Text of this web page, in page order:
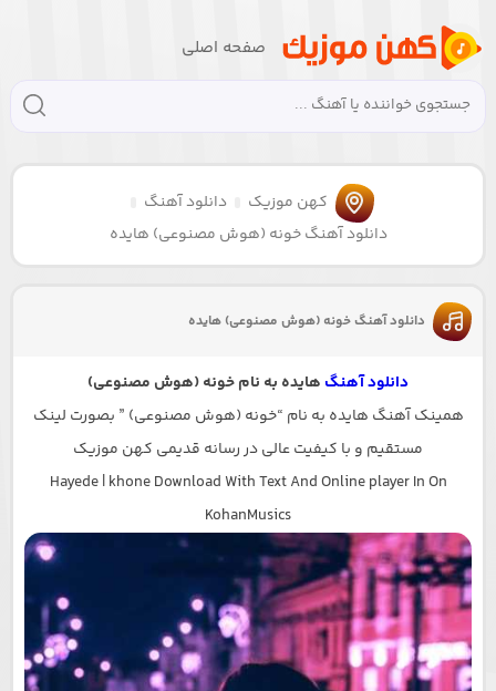
صفحه اصلی
کهن موزیک
دانلود آهنگ
دانلود آهنگ خونه (هوش مصنوعی) هایده
دانلود آهنگ خونه (هوش مصنوعی) هایده
دانلود آهنگ هایده به نام خونه (هوش مصنوعی)
همینک آهنگ هایده به نام “خونه (هوش مصنوعی) ” بصورت لینک
مستقیم و با کیفیت عالی در رسانه قدیمی کهن موزیک
Hayede | khone Download With Text And Online player In On
KohanMusics